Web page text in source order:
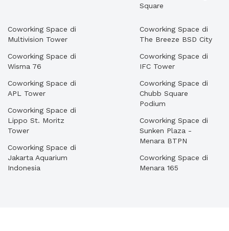
Square
Coworking Space di
Multivision Tower
Coworking Space di
Wisma 76
Coworking Space di
APL Tower
Coworking Space di
Lippo St. Moritz
Tower
Coworking Space di
Jakarta Aquarium
Indonesia
Coworking Space di
The Breeze BSD City
Coworking Space di
IFC Tower
Coworking Space di
Chubb Square
Podium
Coworking Space di
Sunken Plaza -
Menara BTPN
Coworking Space di
Menara 165